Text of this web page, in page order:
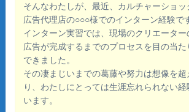
そんなわたしが、最近、カルチャーショ
広告代理店の○○○様でのインターン経験で
インターン実習では、現場のクリエータ
広告が完成するまでのプロセスを目の当
できました。
その凄まじいまでの葛藤や努力は想像を超
り、わたしにとっては生涯忘れられない
います。